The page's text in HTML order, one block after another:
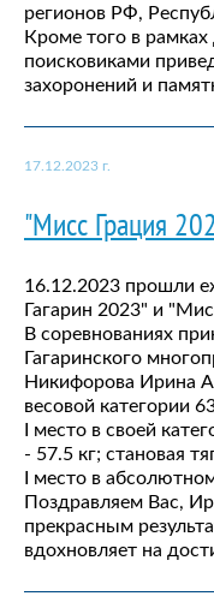
регионов РФ,
Кроме того в
поисковиками
захоронений и
17.12.2023 г.
"Мисс Грация
16.12.2023 прошли
Гагарин 2023" и
В соревнованиях
Гагаринского
Никифорова Ирина
весовой категории
I место в своей
- 57.5 кг; становая
I место в
Поздравляем Вас,
прекрасным
вдохновляет на